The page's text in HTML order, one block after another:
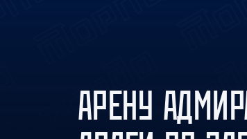
АРЕНУ